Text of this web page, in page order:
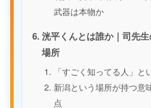
武器は本物か
洸平くんとは誰か｜司先
場所
「すごく知ってる人」と
新潟という場所が持つ意
点